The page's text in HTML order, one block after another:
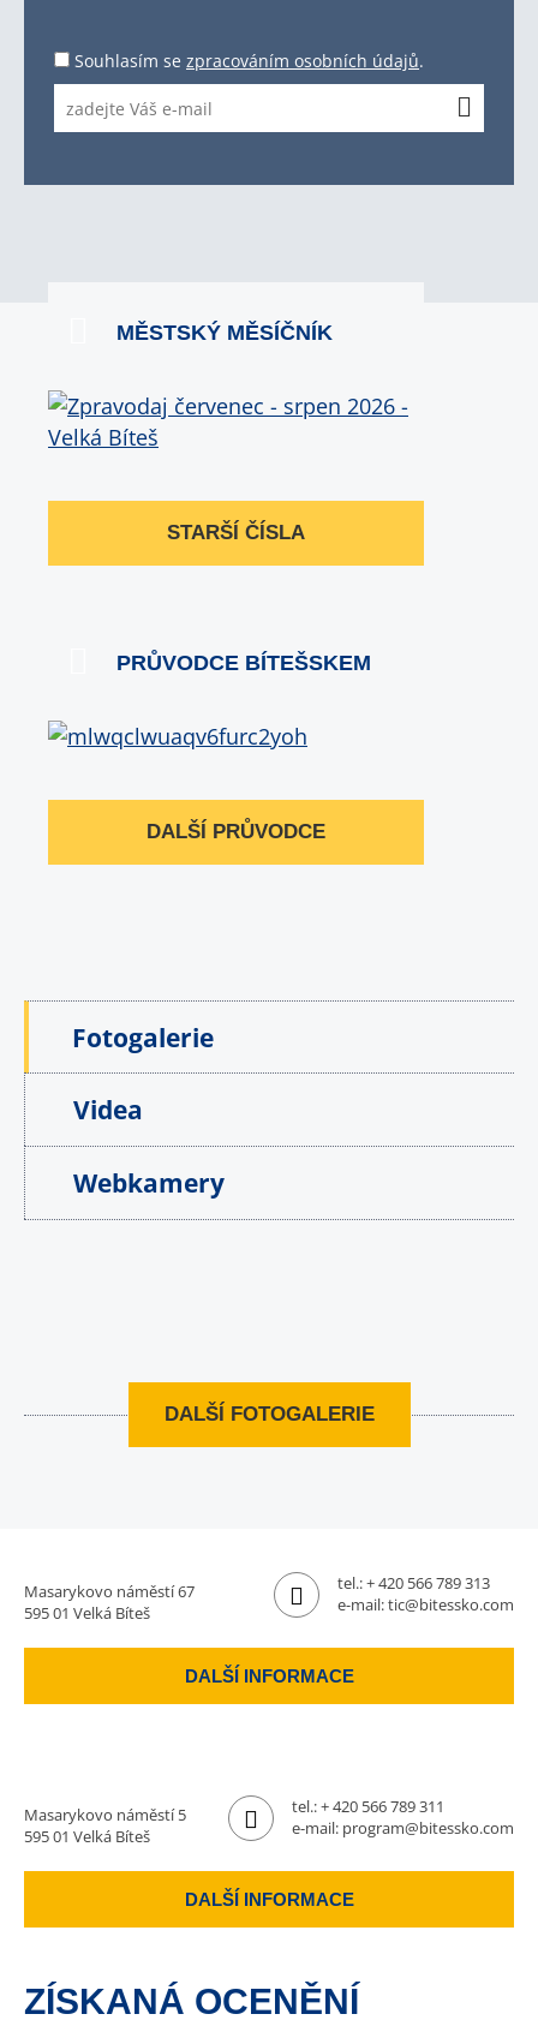
Souhlasím se zpracováním osobních údajů.
MĚSTSKÝ MĚSÍČNÍK
STARŠÍ ČÍSLA
PRŮVODCE BÍTEŠSKEM
DALŠÍ PRŮVODCE
Fotogalerie
Videa
Webkamery
DALŠÍ FOTOGALERIE
Masarykovo náměstí 67
595 01 Velká Bíteš
tel.:+ 420 566 789 313
e-mail:tic@bitessko.com
DALŠÍ INFORMACE
Masarykovo náměstí 5
595 01 Velká Bíteš
tel.:+ 420 566 789 311
e-mail: program@bitessko.com
DALŠÍ INFORMACE
ZÍSKANÁ OCENĚNÍ